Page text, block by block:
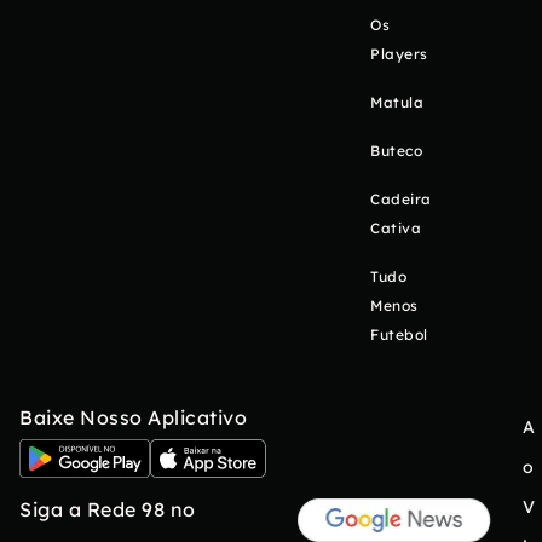
Os
Players
Matula
Buteco
Cadeira
Cativa
Tudo
Menos
Futebol
Baixe Nosso Aplicativo
Siga a Rede 98 no
A
o
V